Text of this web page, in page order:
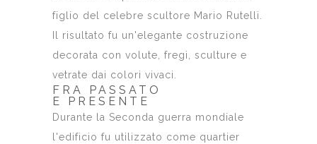
figlio del celebre scultore Mario Rutelli.
Il risultato fu un'elegante costruzione
decorata con volute, fregi, sculture e
vetrate dai colori vivaci.
FRA PASSATO
E PRESENTE
Durante la Seconda guerra mondiale
l'edificio fu utilizzato come quartier